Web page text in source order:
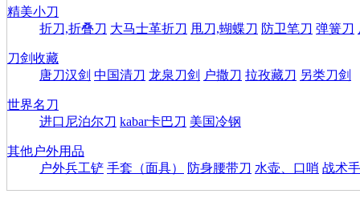
精美小刀
折刀,折叠刀 大马士革折刀 甩刀,蝴蝶刀 防卫笔刀 弹簧刀
刀剑收藏
唐刀汉剑 中国清刀 龙泉刀剑 户撒刀 拉孜藏刀 另类刀剑
世界名刀
进口尼泊尔刀 kabar卡巴刀 美国冷钢
其他户外用品
户外兵工铲 手套（面具） 防身腰带刀 水壶、口哨 战术